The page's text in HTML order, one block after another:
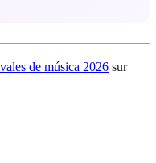
de música 2026 sur